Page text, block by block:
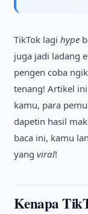
TikTok lagi hype
juga jadi ladang
pengen coba
tenang! Artikel
kamu, para
dapetin hasil
baca ini, kamu
yang viral!
Kenapa